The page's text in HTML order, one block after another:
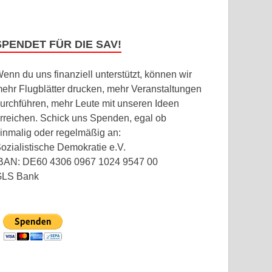
FÜR DIE SAV!
du uns finanziell unterstützt, können wir
Flugblätter drucken, mehr Veranstaltungen
mehr Leute mit unseren Ideen
Schick uns Spenden, egal ob
oder regelmäßig an:
Demokratie e.V.
DE60 4306 0967 1024 9547 00
Bank